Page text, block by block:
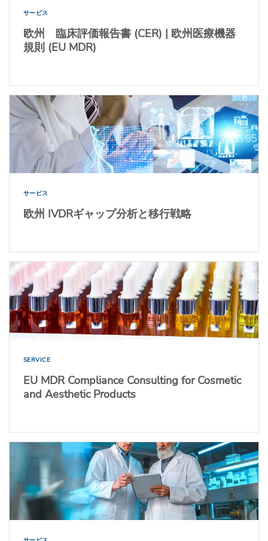
サービス
欧州 臨床評価報告書 (CER) | 欧州医療機器
規則 (EU MDR)
サービス
欧州 IVDRギャップ分析と移行戦略
SERVICE
EU MDR Compliance Consulting for Cosmetic
and Aesthetic Products